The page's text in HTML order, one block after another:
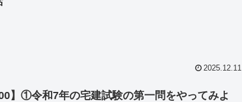
2025.12.11
】①令和7年の宅建試験の第一問をやってみよ